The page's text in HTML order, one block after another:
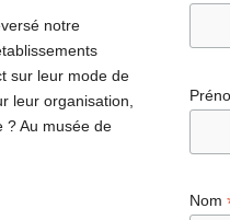
notre
sur leur mode de
leur organisation,
? Au musée de
Nom